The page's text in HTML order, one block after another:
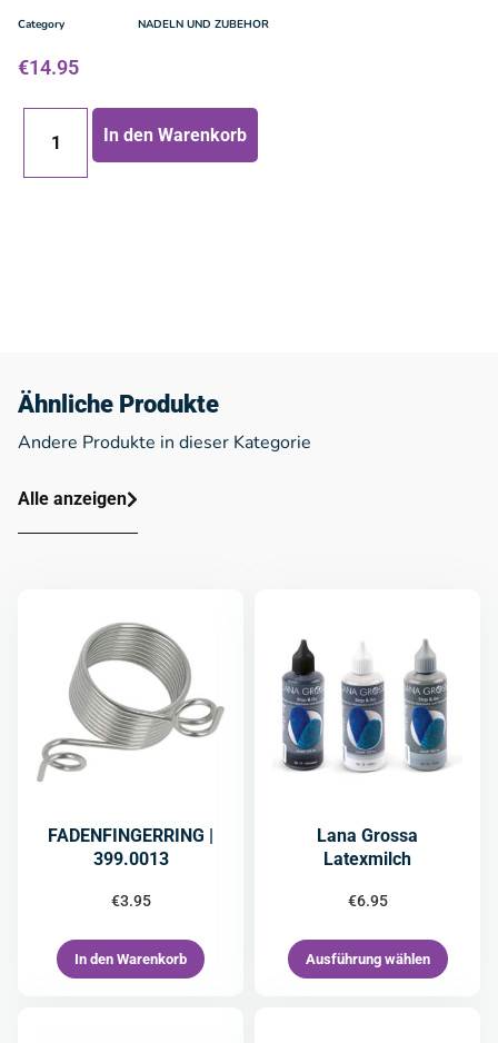
Category NADELN UND ZUBEHOR
€14.95
In den Warenkorb
Ähnliche Produkte
Andere Produkte in dieser Kategorie
Alle anzeigen
FADENFINGERRING |
399.0013
€3.95
In den Warenkorb
Lana Grossa
Latexmilch
€6.95
Ausführung wählen